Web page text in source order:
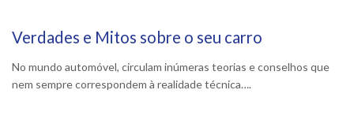
14 Maio, 2026
Verdades e Mitos sobre o seu carro
No mundo automóvel, circulam inúmeras teorias e conselhos que
nem sempre correspondem à realidade técnica….